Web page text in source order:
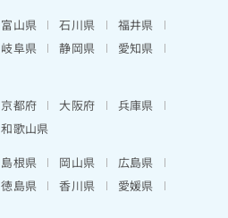
富山県 石川県
福井県
岐阜県 静岡県
愛知県
京都府 大阪府
兵庫県
和歌山県
島根県 岡山県
広島県
徳島県 香川県
愛媛県